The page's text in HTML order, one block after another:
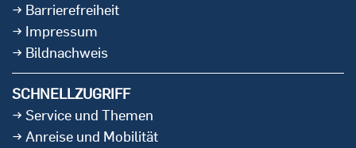
Barrierefreiheit
Impressum
Bildnachweis
SCHNELLZUGRIFF
Service und Themen
Anreise und Mobilität